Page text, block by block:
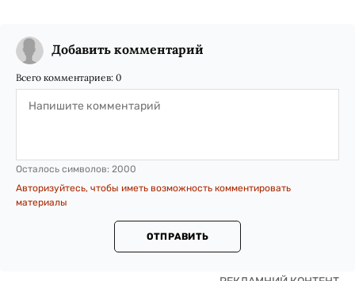
Добавить комментарий
Всего комментариев: 0
Осталось символов: 2000
Авторизуйтесь, чтобы иметь возможность комментировать
материалы
ОТПРАВИТЬ